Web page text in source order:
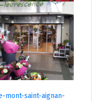
mont-saint-aignan-